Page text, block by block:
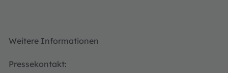
Weitere Informationen
Pressekontakt: